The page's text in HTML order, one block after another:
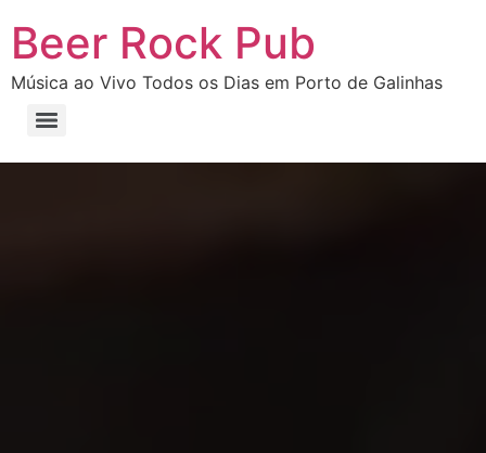
Beer Rock Pub
Música ao Vivo Todos os Dias em Porto de Galinhas